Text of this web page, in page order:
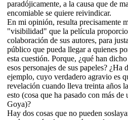
paradójicamente, a la causa que de
encomiable se quiere reivindicar.
En mi opinión, resulta precisamente
"visibilidad" que la película
colaboración de sus autores, para
público que pueda llegar a quienes
esta cuestión. Porque, ¿qué han
esos personajes de sus papeles?
ejemplo, cuyo verdadero agravio es
revelación cuando lleva treinta años
esto (cosa que ha pasado con más
Goya)?
Hay dos cosas que no pueden